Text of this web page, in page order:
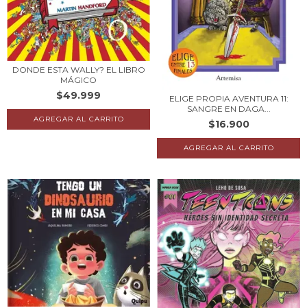
DONDE ESTA WALLY? EL LIBRO
MÁGICO
$49.999
ELIGE PROPIA AVENTURA 11:
SANGRE EN DAGA...
$16.900